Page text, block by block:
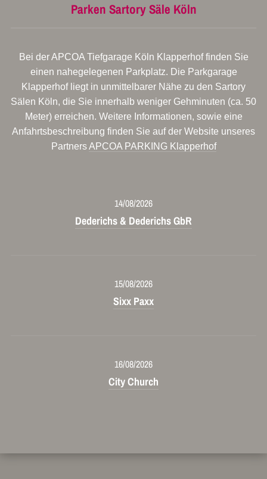
Parken Sartory Säle Köln
Bei der APCOA Tiefgarage Köln Klapperhof finden Sie
einen nahegelegenen Parkplatz. Die Parkgarage
Klapperhof liegt in unmittelbarer Nähe zu den Sartory
Sälen Köln, die Sie innerhalb weniger Gehminuten (ca. 50
Meter) erreichen. Weitere Informationen, sowie eine
Anfahrtsbeschreibung finden Sie auf der Website unseres
PartnersAPCOA PARKING Klapperhof
14/08/2026
Dederichs & Dederichs GbR
15/08/2026
Sixx Paxx
16/08/2026
City Church